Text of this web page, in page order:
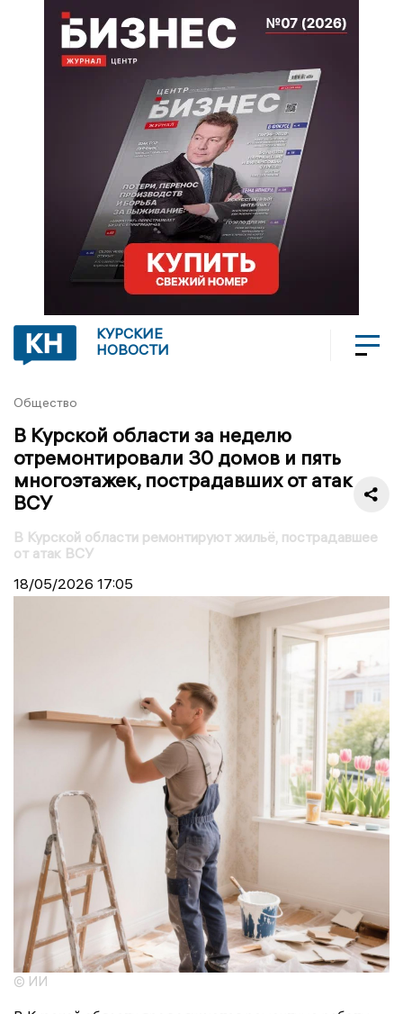
КУРСКИЕ
НОВОСТИ
Общество
В Курской области за неделю
отремонтировали 30 домов и пять
многоэтажек, пострадавших от атак
ВСУ
В Курской области ремонтируют жильё, пострадавшее
от атак ВСУ
18/05/2026 17:05
© ИИ